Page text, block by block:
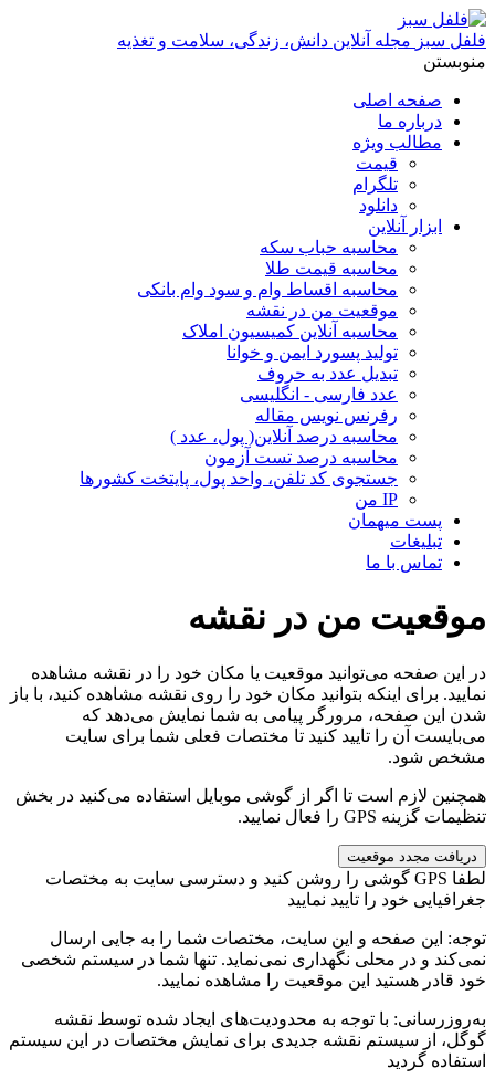
فلفل سبز مجله آنلاین دانش، زندگی، سلامت و تغذیه
منوبستن
صفحه اصلی
درباره ما
مطالب ویژه
قیمت
تلگرام
دانلود
ابزار آنلاین
محاسبه حباب سکه
محاسبه قیمت طلا
محاسبه اقساط وام و سود وام بانکی
موقعیت من در نقشه
محاسبه آنلاین کمیسیون املاک
تولید پسورد ایمن و خوانا
تبدیل عدد به حروف
عدد فارسی - انگلیسی
رفرنس نویس مقاله
محاسبه درصد آنلاین( پول، عدد )
محاسبه درصد تست آزمون
جستجوی کد تلفن، واحد پول، پایتخت کشورها
IP من
پست میهمان
تبلیغات
تماس با ما
موقعیت من در نقشه
در این صفحه می‌توانید موقعیت یا مکان خود را در نقشه مشاهده
نمایید. برای اینکه بتوانید مکان خود را روی نقشه مشاهده کنید، با باز
شدن این صفحه، مرورگر پیامی به شما نمایش می‌دهد که
می‌بایست آن را تایید کنید تا مختصات فعلی شما برای سایت
مشخص شود.
همچنین لازم است تا اگر از گوشی موبایل استفاده می‌کنید در بخش
تنظیمات گزینه GPS را فعال نمایید.
لطفا GPS گوشی را روشن کنید و دسترسی سایت به مختصات
جغرافیایی خود را تایید نمایید
توجه: این صفحه و این سایت، مختصات شما را به جایی ارسال
نمی‌کند و در محلی نگهداری نمی‌نماید. تنها شما در سیستم شخصی
خود قادر هستید این موقعیت را مشاهده نمایید.
به‌روزرسانی: با توجه به محدودیت‌های ایجاد شده توسط نقشه
گوگل، از سیستم نقشه جدیدی برای نمایش مختصات در این سیستم
استفاده گردید